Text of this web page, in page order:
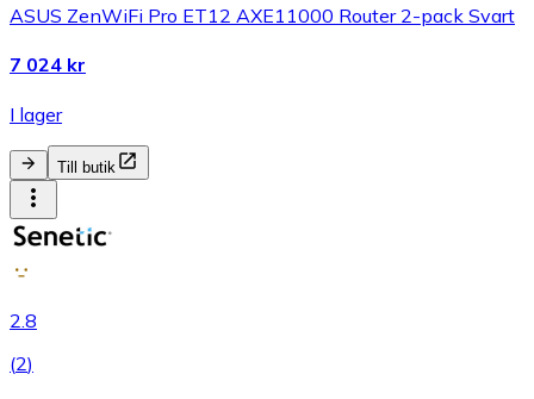
ASUS ZenWiFi Pro ET12 AXE11000 Router 2-pack Svart
7 024 kr
I lager
Till butik
2.8
(2)